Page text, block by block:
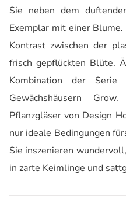
Sie neben dem
Exemplar mit einer
Kontrast zwischen der
frisch gepflückten Blüte.
Kombination der
Gewächshäusern
Pflanzgläser von Design
nur ideale Bedingungen
Sie inszenieren
in zarte Keimlinge und